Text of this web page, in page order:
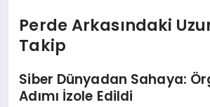
Perde Arkasındaki
Takip
Siber Dünyadan Sahaya:
Adımı İzole Edildi